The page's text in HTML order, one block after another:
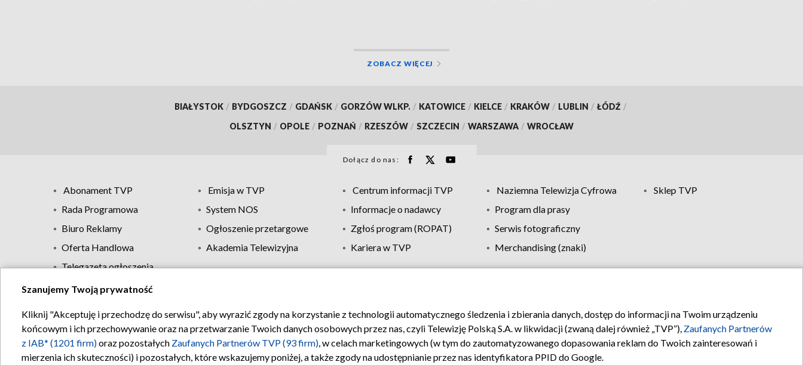
ZOBACZ WIĘCEJ
BIAŁYSTOK / BYDGOSZCZ / GDAŃSK / GORZÓW WLKP. / KATOWICE / KIELCE / KRAKÓW / LUBLIN / ŁÓDŹ /
OLSZTYN / OPOLE / POZNAŃ / RZESZÓW / SZCZECIN / WARSZAWA / WROCŁAW
Dołącz do nas:
Abonament TVP Emisja w TVP Centrum informacji TVP Naziemna Telewizja Cyfrowa
Sklep TVP
Rada Programowa
System NOS Informacje o nadawcy
Program dla prasy
Biuro Reklamy
Ogłoszenie przetargowe Zgłoś program (ROPAT)
Serwis fotograficzny
Oferta Handlowa
Akademia Telewizyjna Kariera w TVP
Merchandising (znaki)
Telegazeta ogłoszenia
Regulamin TVP Polityka prywatności Moje zgody Pomoc Biuro reklamy Kontakt
Szanujemy Twoją prywatność
Kliknij "Akceptuję i przechodzę do serwisu", aby wyrazić zgody na korzystanie z technologii automatycznego śledzenia i zbierania danych, dostęp do informacji na Twoim urządzeniu
końcowym i ich przechowywanie oraz na przetwarzanie Twoich danych osobowych przez nas, czyli Telewizję Polską S.A. w likwidacji (zwaną dalej również „TVP”), Zaufanych Partnerów
z IAB* (1201 firm)oraz pozostałych Zaufanych Partnerów TVP (93 firm), w celach marketingowych (w tym do zautomatyzowanego dopasowania reklam do Twoich zainteresowań i
mierzenia ich skuteczności) i pozostałych, które wskazujemy poniżej, a także zgody na udostępnianie przez nas identyfikatora PPID do Google.